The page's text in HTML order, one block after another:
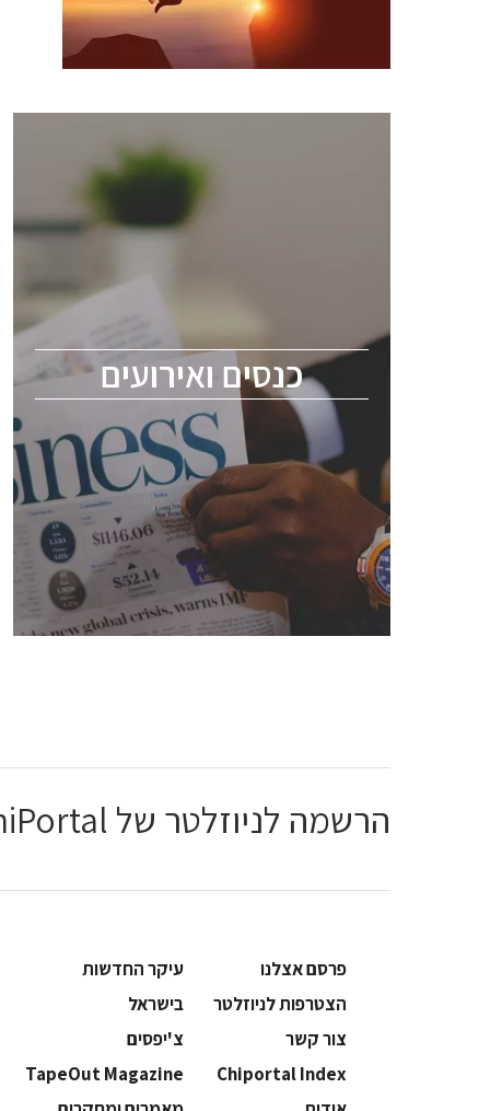
כנסים ואירועים
כנסים ואירועים
הסמיקונדקטור כולל מהנדסים, מומחים מקצועיים
ChipEx2026 will be held on May 12-13,
2026. The conference is intended for
everyone involved in the semiconductor
industry, including engineers, professional
experts, and senior executives.
לחץ לפרטים
הרשמה לניוזלטר של ChiPortal
פרסם אצלנו
עיקר החדשות
הצטרפות לניוזלטר
בישראל
צור קשר
צ'יפסים
Chiportal Index
TapeOut Magazine